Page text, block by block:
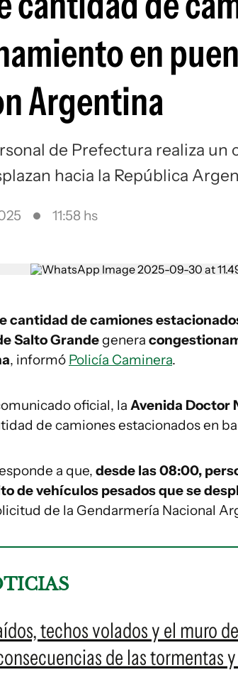
en
Argentina
de Prefectura realiza
hacia la República
11:58 hs
cantidad de camiones
Salto Grandegenera
, informó Policía Caminera.
oficial, la Avenida Doctor
de camiones estacionados en
a que, desde las 08:00,
de vehículos pesados que se
de la Gendarmería Nacional
techos volados y el muro
de las tormentas